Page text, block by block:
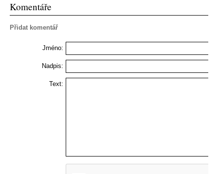
Komentáře
Přidat komentář
Jméno:
Nadpis:
Text: